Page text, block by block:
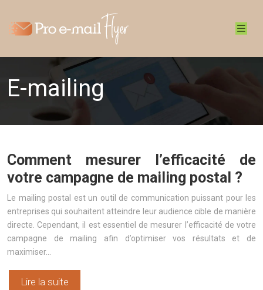
E-mailing
Comment mesurer l’efficacité de
votre campagne de mailing postal ?
Le mailing postal est un outil de communication puissant pour les
entreprises qui souhaitent atteindre leur audience cible de manière
directe. Cependant, il est essentiel de mesurer l’efficacité de votre
campagne de mailing afin d’optimiser vos résultats et de
maximiser…
Lire la suite